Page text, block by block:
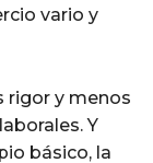
vario y
rigor y menos
Y
básico, la